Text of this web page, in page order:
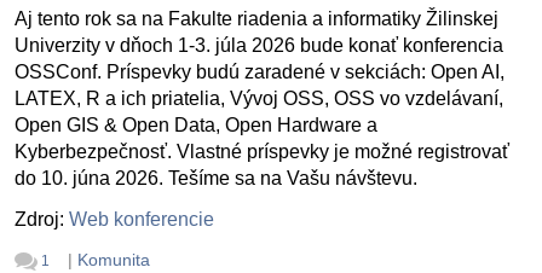
Aj tento rok sa na Fakulte riadenia a informatiky Žilinskej
Univerzity v dňoch 1-3. júla 2026 bude konať konferencia
OSSConf. Príspevky budú zaradené v sekciách: Open AI,
LATEX, R a ich priatelia, Vývoj OSS, OSS vo vzdelávaní,
Open GIS & Open Data, Open Hardware a
Kyberbezpečnosť. Vlastné príspevky je možné registrovať
do 10. júna 2026. Tešíme sa na Vašu návštevu.
Zdroj: Web konferencie
1 | Komunita